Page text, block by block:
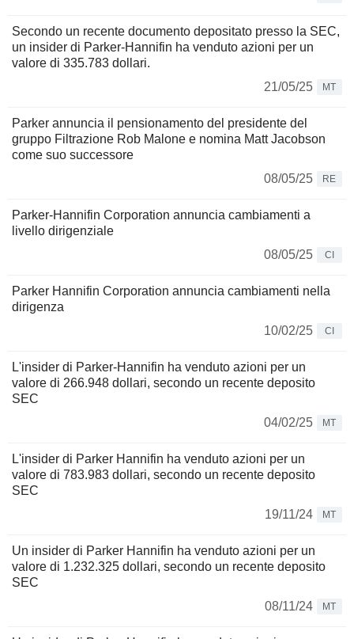
Secondo un recente documento depositato presso la SEC,
un insider di Parker-Hannifin ha venduto azioni per un
valore di 335.783 dollari.
21/05/25
MT
Parker annuncia il pensionamento del presidente del
gruppo Filtrazione Rob Malone e nomina Matt Jacobson
come suo successore
08/05/25
RE
Parker-Hannifin Corporation annuncia cambiamenti a
livello dirigenziale
08/05/25
CI
Parker Hannifin Corporation annuncia cambiamenti nella
dirigenza
10/02/25
CI
L'insider di Parker-Hannifin ha venduto azioni per un
valore di 266.948 dollari, secondo un recente deposito
SEC
04/02/25
MT
L'insider di Parker Hannifin ha venduto azioni per un
valore di 783.983 dollari, secondo un recente deposito
SEC
19/11/24
MT
Un insider di Parker Hannifin ha venduto azioni per un
valore di 1.232.325 dollari, secondo un recente deposito
SEC
08/11/24
MT